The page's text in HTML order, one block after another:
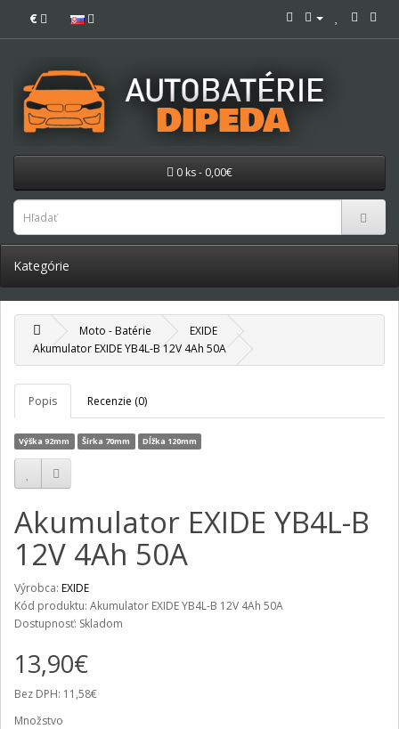
€
0 ks - 0,00€
Kategórie
Moto - Batérie
EXIDE
Akumulator EXIDE YB4L-B 12V 4Ah 50A
Popis Recenzie (0)
Výška 92mm Šírka 70mm Dĺžka 120mm
Akumulator EXIDE YB4L-B
12V 4Ah 50A
Výrobca: EXIDE
Kód produktu: Akumulator EXIDE YB4L-B 12V 4Ah 50A
Dostupnosť: Skladom
13,90€
Bez DPH: 11,58€
Množstvo